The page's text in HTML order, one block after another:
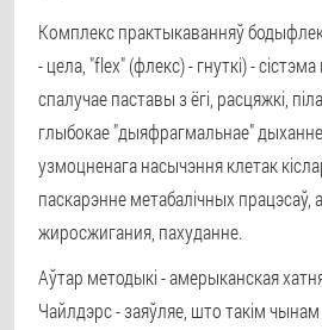
Комплекс практыкаванняў
- цела, "flex" (флекс) - гнуткі) -
спалучае паставы з ёгі, расцяжкі,
глыбокае "дыяфрагмальнае"
узмоцненага насычэння клетак
паскарэнне метабалічных працэсаў,
жиросжигания, пахуданне.
Аўтар методыкі - амерыканская
Чайлдэрс - заяўляе, што такім